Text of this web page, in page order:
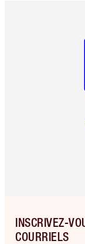
INSCRIVEZ-
COURRIELS